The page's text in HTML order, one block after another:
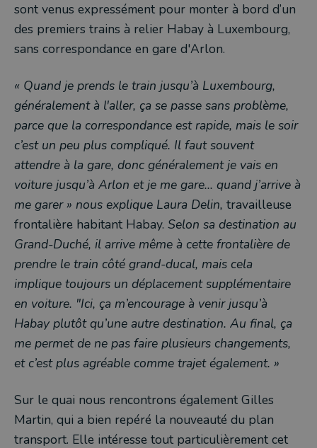
sont venus expressément pour monter à bord d’un
des premiers trains à relier Habay à Luxembourg,
sans correspondance en gare d'Arlon.
« Quand je prends le train jusqu’à Luxembourg,
généralement à l'aller, ça se passe sans problème,
parce que la correspondance est rapide, mais le soir
c’est un peu plus compliqué. Il faut souvent
attendre à la gare, donc généralement je vais en
voiture jusqu’à Arlon et je me gare... quand j’arrive à
me garer » nous explique Laura Delin, travailleuse
frontalière habitant Habay. Selon sa destination au
Grand-Duché, il arrive même à cette frontalière de
prendre le train côté grand-ducal, mais cela
implique toujours un déplacement supplémentaire
en voiture. "Ici, ça m’encourage à venir jusqu’à
Habay plutôt qu’une autre destination. Au final, ça
me permet de ne pas faire plusieurs changements,
et c’est plus agréable comme trajet également. »
Sur le quai nous rencontrons également Gilles
Martin, qui a bien repéré la nouveauté du plan
transport. Elle intéresse tout particulièrement cet